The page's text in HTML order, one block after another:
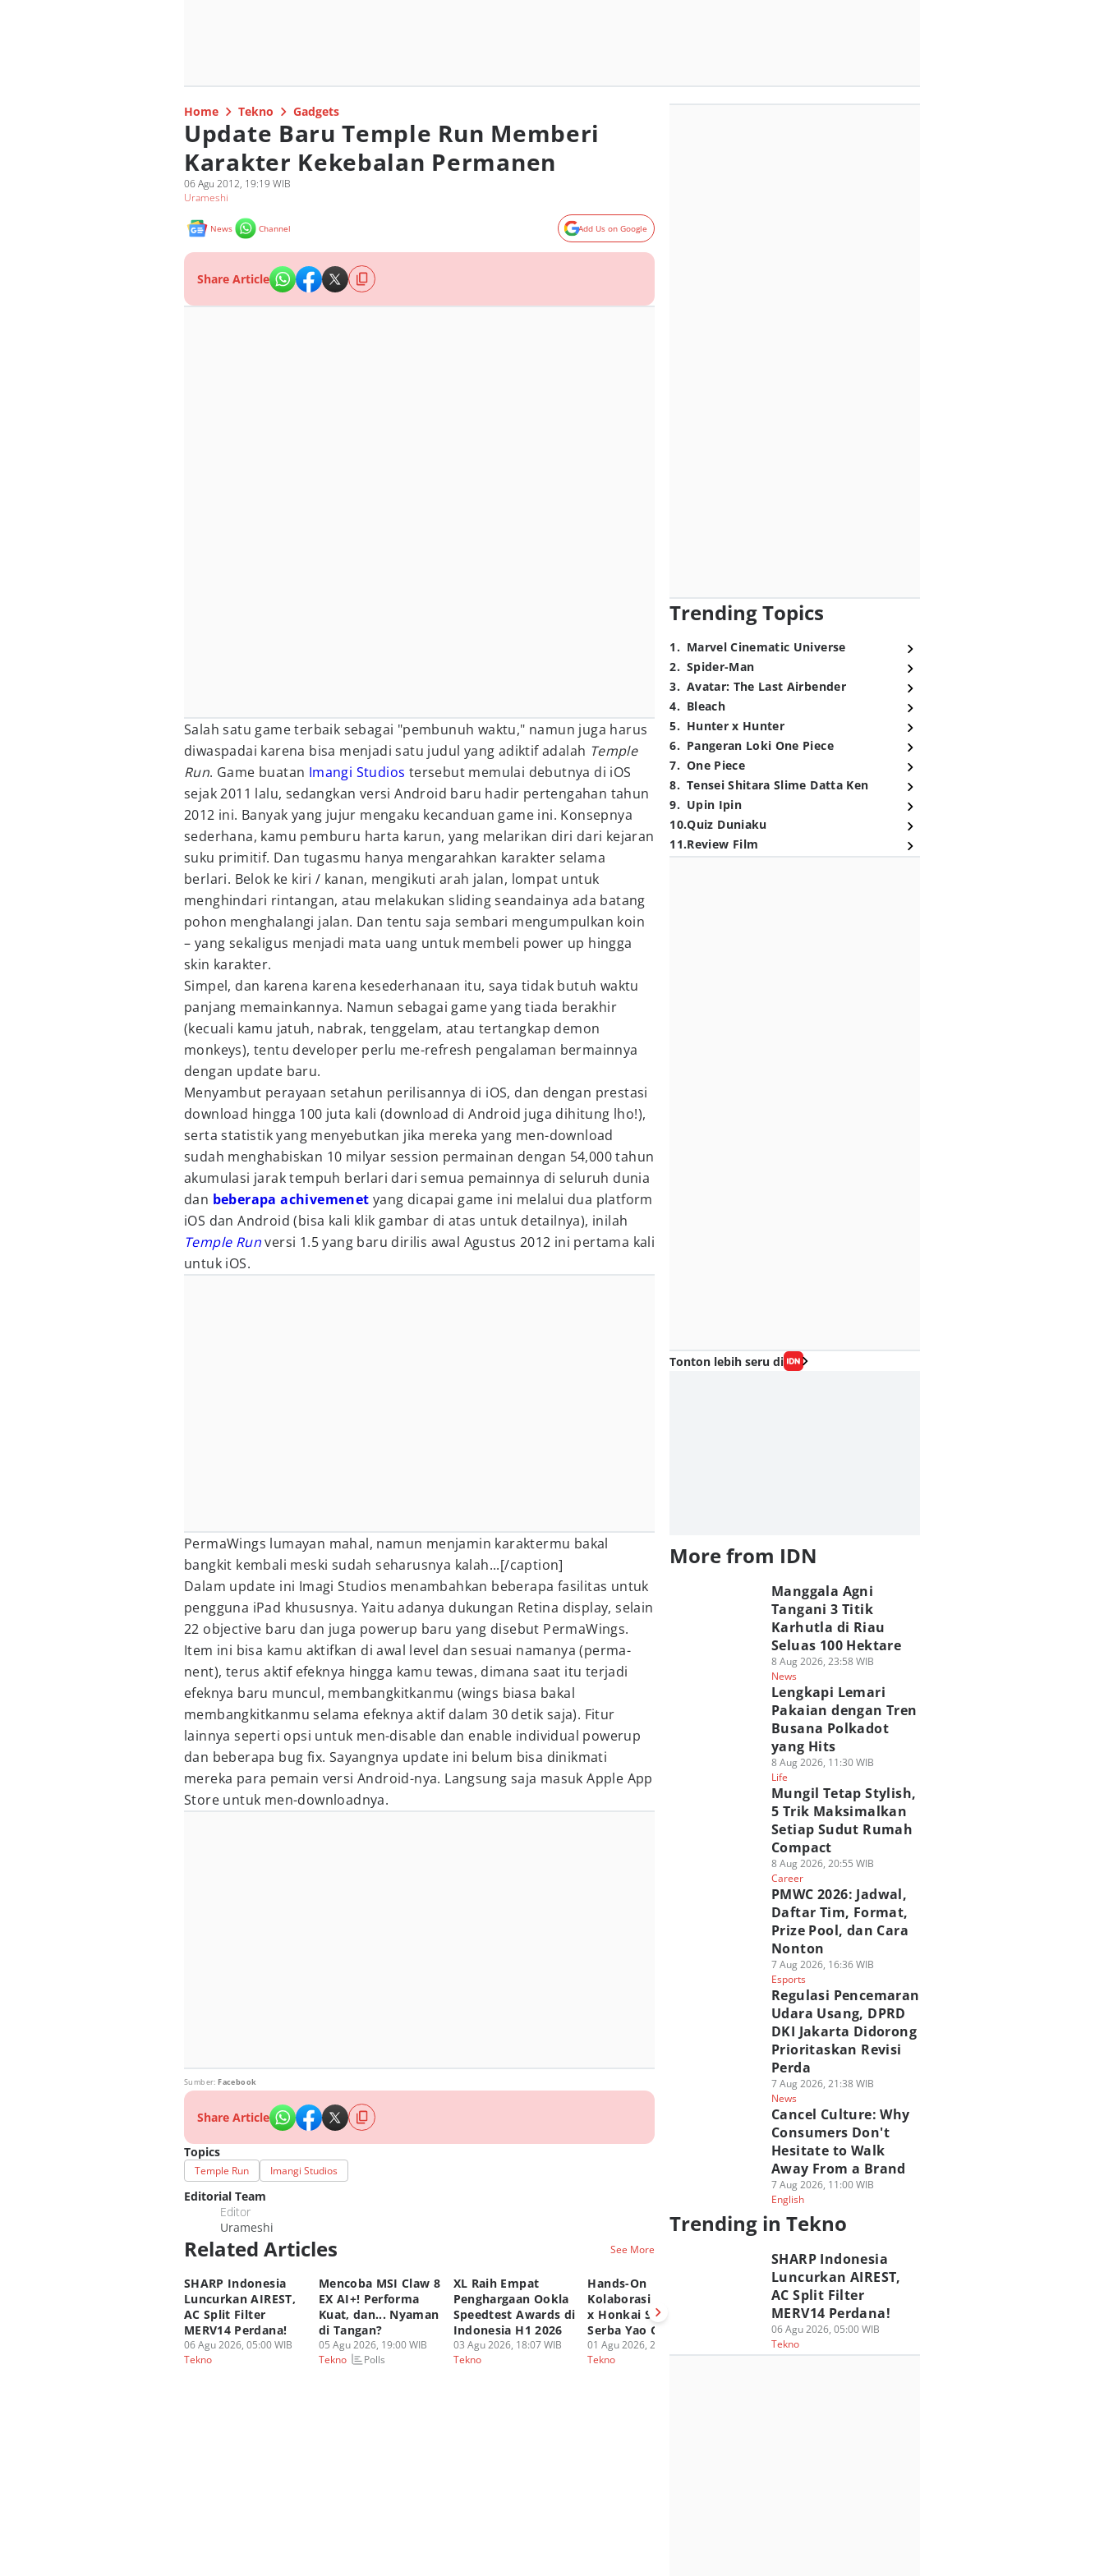
Home Tekno Gadgets
Update Baru Temple Run Memberi
Karakter Kekebalan Permanen
06 Agu 2012, 19:19 WIB
Urameshi
News Channel Add Us on Google
Share Article
Salah satu game terbaik sebagai "pembunuh waktu," namun juga harus
diwaspadai karena bisa menjadi satu judul yang adiktif adalah Temple
Run. Game buatan Imangi Studios tersebut memulai debutnya di iOS
sejak 2011 lalu, sedangkan versi Android baru hadir pertengahan tahun
2012 ini. Banyak yang jujur mengaku kecanduan game ini. Konsepnya
sederhana, kamu pemburu harta karun, yang melarikan diri dari kejaran
suku primitif. Dan tugasmu hanya mengarahkan karakter selama
berlari. Belok ke kiri / kanan, mengikuti arah jalan, lompat untuk
menghindari rintangan, atau melakukan sliding seandainya ada batang
pohon menghalangi jalan. Dan tentu saja sembari mengumpulkan koin
– yang sekaligus menjadi mata uang untuk membeli power up hingga
skin karakter.
Simpel, dan karena karena kesederhanaan itu, saya tidak butuh waktu
panjang memainkannya. Namun sebagai game yang tiada berakhir
(kecuali kamu jatuh, nabrak, tenggelam, atau tertangkap demon
monkeys), tentu developer perlu me-refresh pengalaman bermainnya
dengan update baru.
Menyambut perayaan setahun perilisannya di iOS, dan dengan prestasi
download hingga 100 juta kali (download di Android juga dihitung lho!),
serta statistik yang menyebutkan jika mereka yang men-download
sudah menghabiskan 10 milyar session permainan dengan 54,000 tahun
akumulasi jarak tempuh berlari dari semua pemainnya di seluruh dunia
dan beberapa achivemenet yang dicapai game ini melalui dua platform
iOS dan Android (bisa kali klik gambar di atas untuk detailnya), inilah
Temple Runversi 1.5 yang baru dirilis awal Agustus 2012 ini pertama kali
untuk iOS.
PermaWings lumayan mahal, namun menjamin karaktermu bakal
bangkit kembali meski sudah seharusnya kalah...[/caption]
Dalam update ini Imagi Studios menambahkan beberapa fasilitas untuk
pengguna iPad khususnya. Yaitu adanya dukungan Retina display, selain
22 objective baru dan juga powerup baru yang disebut PermaWings.
Item ini bisa kamu aktifkan di awal level dan sesuai namanya (perma-
nent), terus aktif efeknya hingga kamu tewas, dimana saat itu terjadi
efeknya baru muncul, membangkitkanmu (wings biasa bakal
membangkitkanmu selama efeknya aktif dalam 30 detik saja). Fitur
lainnya seperti opsi untuk men-disable dan enable individual powerup
dan beberapa bug fix. Sayangnya update ini belum bisa dinikmati
mereka para pemain versi Android-nya. Langsung saja masuk Apple App
Store untuk men-downloadnya.
Sumber:Facebook
Share Article
Topics
Temple Run Imangi Studios
Editorial Team
Editor
Urameshi
Related Articles See More
SHARP Indonesia
Luncurkan AIREST,
AC Split Filter
MERV14 Perdana!
06 Agu 2026, 05:00 WIB
Tekno
Mencoba MSI Claw 8
EX AI+! Performa
Kuat, dan... Nyaman
di Tangan?
05 Agu 2026, 19:00 WIB
Tekno
Polls
XL Raih Empat
Penghargaan Ookla
Speedtest Awards di
Indonesia H1 2026
03 Agu 2026, 18:07 WIB
Tekno
Hands-On
Kolaborasi UGREEN
x Honkai Star Rail,
Serba Yao Guang!
01 Agu 2026, 20:16 WIB
Tekno
ASUS ROG Hadirkan
Pengalaman Gaming
Epik di HoYo FEST
2026 Indonesia
30 Jul 2026, 17:30 WIB
ASUS ROG Gandeng
Spider-Man Brand
New Day, Intip
Kolaborasinya!
Trending Topics
1. Marvel Cinematic Universe
2. Spider-Man
3. Avatar: The Last Airbender
4. Bleach
5. Hunter x Hunter
6. Pangeran Loki One Piece
7. One Piece
8. Tensei Shitara Slime Datta Ken
9. Upin Ipin
10.Quiz Duniaku
11.Review Film
Tonton lebih seru di
More from IDN
Manggala Agni
Tangani 3 Titik
Karhutla di Riau
Seluas 100 Hektare
8 Aug 2026, 23:58 WIB
News
Lengkapi Lemari
Pakaian dengan Tren
Busana Polkadot
yang Hits
8 Aug 2026, 11:30 WIB
Life
Mungil Tetap Stylish,
5 Trik Maksimalkan
Setiap Sudut Rumah
Compact
8 Aug 2026, 20:55 WIB
Career
PMWC 2026: Jadwal,
Daftar Tim, Format,
Prize Pool, dan Cara
Nonton
7 Aug 2026, 16:36 WIB
Esports
Regulasi Pencemaran
Udara Usang, DPRD
DKI Jakarta Didorong
Prioritaskan Revisi
Perda
7 Aug 2026, 21:38 WIB
News
Cancel Culture: Why
Consumers Don't
Hesitate to Walk
Away From a Brand
7 Aug 2026, 11:00 WIB
English
Trending in Tekno
SHARP Indonesia
Luncurkan AIREST,
AC Split Filter
MERV14 Perdana!
06 Agu 2026, 05:00 WIB
Tekno